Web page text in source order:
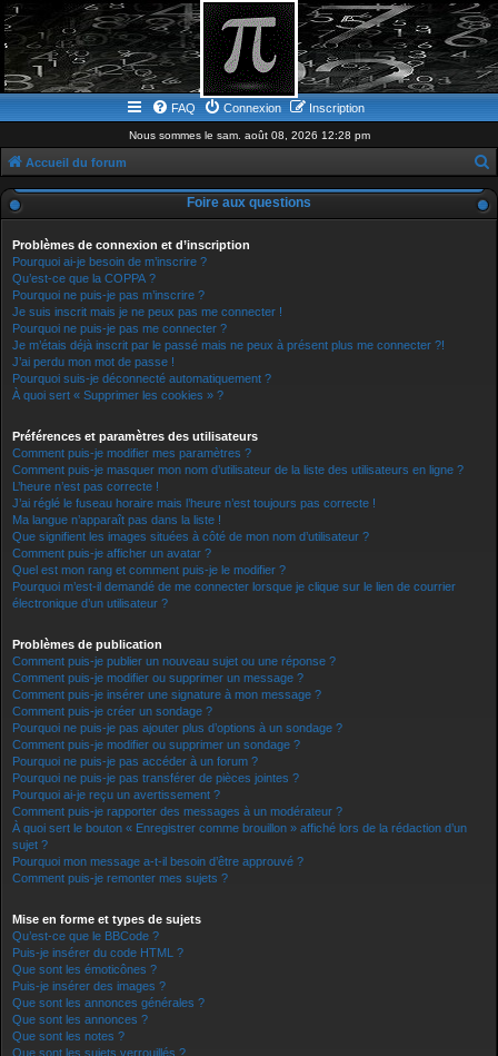
FAQ Connexion Inscription
Nous sommes le sam. août 08, 2026 12:28 pm
Accueil du forum
e
Foire aux questions
Problèmes de connexion et d’inscription
Pourquoi ai-je besoin de m’inscrire ?
Qu’est-ce que la COPPA ?
Pourquoi ne puis-je pas m’inscrire ?
Je suis inscrit mais je ne peux pas me connecter !
Pourquoi ne puis-je pas me connecter ?
Je m’étais déjà inscrit par le passé mais ne peux à présent plus me connecter ?!
J’ai perdu mon mot de passe !
Pourquoi suis-je déconnecté automatiquement ?
À quoi sert « Supprimer les cookies » ?
Préférences et paramètres des utilisateurs
Comment puis-je modifier mes paramètres ?
Comment puis-je masquer mon nom d’utilisateur de la liste des utilisateurs en ligne ?
L’heure n’est pas correcte !
J’ai réglé le fuseau horaire mais l’heure n’est toujours pas correcte !
Ma langue n’apparaît pas dans la liste !
Que signifient les images situées à côté de mon nom d’utilisateur ?
Comment puis-je afficher un avatar ?
Quel est mon rang et comment puis-je le modifier ?
Pourquoi m’est-il demandé de me connecter lorsque je clique sur le lien de courrier
électronique d’un utilisateur ?
Problèmes de publication
Comment puis-je publier un nouveau sujet ou une réponse ?
Comment puis-je modifier ou supprimer un message ?
Comment puis-je insérer une signature à mon message ?
Comment puis-je créer un sondage ?
Pourquoi ne puis-je pas ajouter plus d’options à un sondage ?
Comment puis-je modifier ou supprimer un sondage ?
Pourquoi ne puis-je pas accéder à un forum ?
Pourquoi ne puis-je pas transférer de pièces jointes ?
Pourquoi ai-je reçu un avertissement ?
Comment puis-je rapporter des messages à un modérateur ?
À quoi sert le bouton « Enregistrer comme brouillon » affiché lors de la rédaction d’un
sujet ?
Pourquoi mon message a-t-il besoin d’être approuvé ?
Comment puis-je remonter mes sujets ?
Mise en forme et types de sujets
Qu’est-ce que le BBCode ?
Puis-je insérer du code HTML ?
Que sont les émoticônes ?
Puis-je insérer des images ?
Que sont les annonces générales ?
Que sont les annonces ?
Que sont les notes ?
Que sont les sujets verrouillés ?